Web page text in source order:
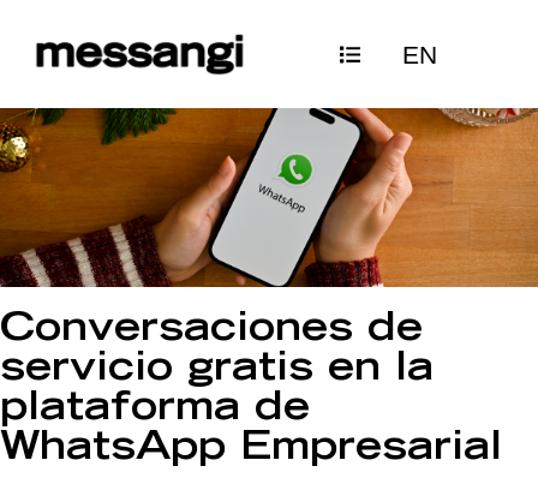
EN
Conversaciones de
servicio gratis en la
plataforma de
WhatsApp Empresarial